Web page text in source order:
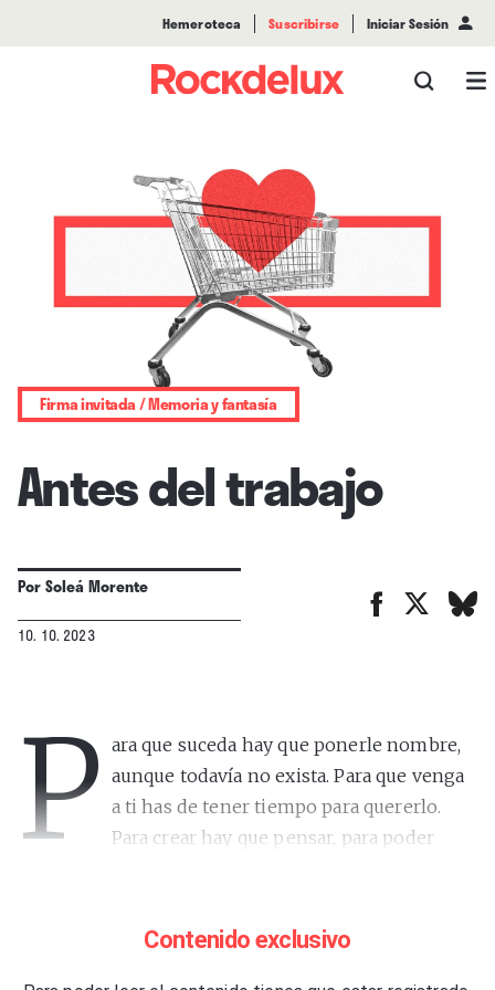
Hemeroteca Suscribirse Iniciar Sesión
Firma invitada / Memoria y fantasía
Antes del trabajo
PorSoleá Morente
10. 10. 2023
P ara que suceda hay que ponerle nombre,
aunque todavía no exista. Para que venga
a ti has de tener tiempo para quererlo.
Para crear hay que pensar, para poder
mayoría de las personas con las que he mantenido
Contenido exclusivo